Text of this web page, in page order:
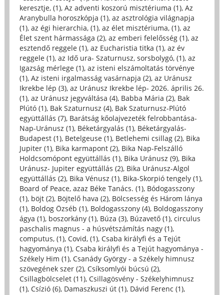
keresztje, (1), Az adventi koszorú misztériuma (1), Az
Aranybulla horoszkópja (1), az asztrológia világnapja
(1), az égi hierarchia, (1), az élet misztériuma, (1), az
Élet szent hármassága (2), az emberi felelősség (1), az
esztendő reggele (1), az Eucharistia titka (1), az év
reggele (1), az Idő ura- Szaturnusz, sorsbolygó, (1), az
Igazság mérlege (1), az isteni elszámoltatás törvénye
(1), Az isteni irgalmasság vasárnapja (2), az Uránusz
Ikrekbe lép (3), az Uránusz Ikrekbe lép- 2026. április 26.
(1), az Uránusz jegyváltása (4), Babba Mária (2), Bak
Plútó (1), Bak Szaturnusz (4), Bak Szaturnusz-Plútó
együttállás (7), Barátság kőolajvezeték felrobbantása-
Nap-Uránusz (1), Béketárgyalás (1), Béketárgyalás-
Budapest (1), Betelgeuse (1), Betlehemi csillag (2), Bika
Jupiter (1), Bika karmapont (2), Bika Nap-Felszálló
Holdcsomópont együttállás (1), Bika Uránusz (9), Bika
Uránusz- Jupiter együttállás (2), Bika Uránusz-Algol
együttállás (2), Bika Vénusz (1), Bika-Skorpió tengely (1),
Board of Peace, azaz Béke Tanács. (1), Bódogasszony
(1), böjt (2), Böjtelő hava (2), Bölcsesség és Három lánya
(1), Boldog Özséb (1), Boldogasszony (4), Boldogasszony
ágya (1), boszorkány (1), Búza (3), Búzavető (1), circulus
paschalis magnus - a húsvétszámítás nagy (1),
computus, (1), Covid, (1), Csaba királyfi és a Tejút
hagyománya (1), Csaba királyfi és a Tejút hagyománya -
Székely Him (1), Csanády György - a Székely himnusz
szövegének szer (2), Csíksomlyói búcsú (2),
Csillagbölcselet (11), Csillagösvény - Székelyhimnusz
(1), Csízió (6), Damaszkuszi út (1), Dávid Ferenc (1),